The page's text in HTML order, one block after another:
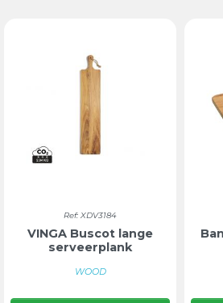
Ref: XDV3184
VINGA Buscot lange
serveerplank
WOOD